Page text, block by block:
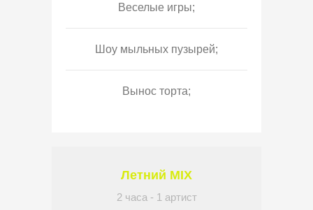
Веселые игры;
Шоу мыльных пузырей;
Вынос торта;
Летний MIX
2 часа - 1 артист